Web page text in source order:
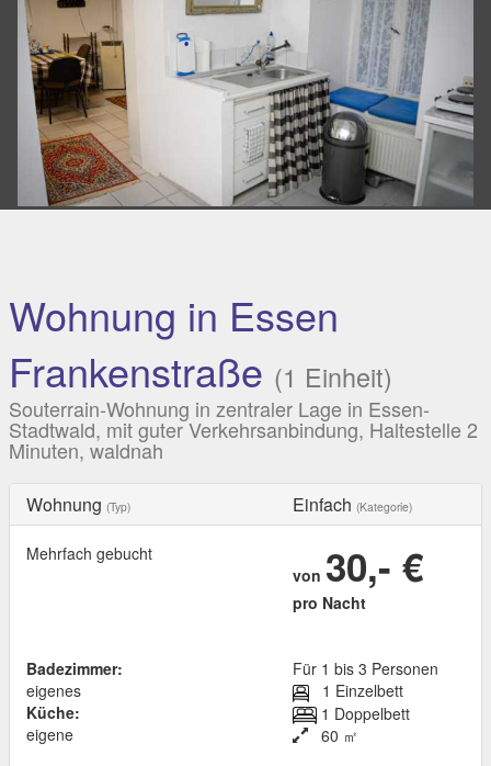
Wohnung in Essen
Frankenstraße (1 Einheit)
Souterrain-Wohnung in zentraler Lage in Essen-
Stadtwald, mit guter Verkehrsanbindung, Haltestelle 2
Minuten, waldnah
Wohnung (Typ) Einfach (Kategorie)
Mehrfach gebucht
von 30,- €
pro Nacht
Badezimmer:
eigenes
Küche:
eigene
Für 1 bis 3 Personen
1 Einzelbett
1 Doppelbett
60 ㎡